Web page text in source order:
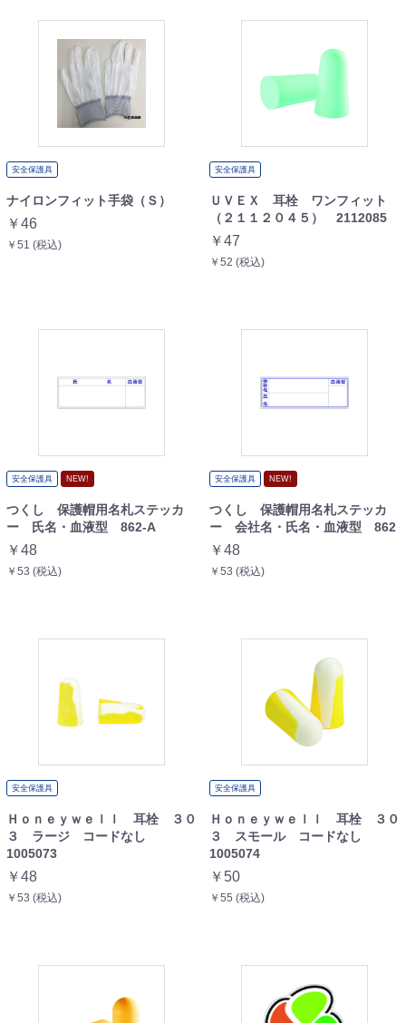
安全保護具
ナイロンフィット手袋（Ｓ）
￥46
￥51 (税込)
安全保護具
ＵＶＥＸ 耳栓 ワンフィット
（２１１２０４５） 2112085
￥47
￥52 (税込)
安全保護具 NEW!
つくし 保護帽用名札ステッカ
ー 氏名・血液型 862-A
￥48
￥53 (税込)
安全保護具 NEW!
つくし 保護帽用名札ステッカ
ー 会社名・氏名・血液型 862
￥48
￥53 (税込)
安全保護具
Ｈｏｎｅｙｗｅｌｌ 耳栓 ３０
３ ラージ コードなし
1005073
￥48
￥53 (税込)
安全保護具
Ｈｏｎｅｙｗｅｌｌ 耳栓 ３０
３ スモール コードなし
1005074
￥50
￥55 (税込)